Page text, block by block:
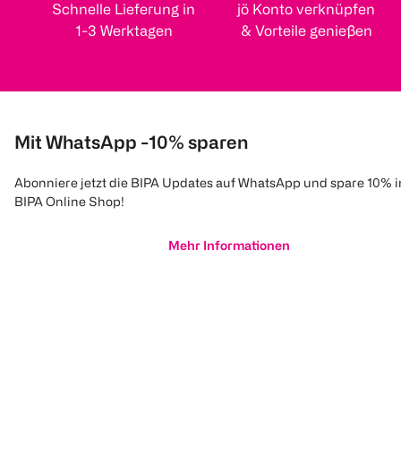
Schnelle Lieferung in
1-3 Werktagen
jö Konto verknüpfen
& Vorteile genießen
Mit WhatsApp -10% sparen
Abonniere jetzt die BIPA Updates auf WhatsApp und spare 10%
BIPA Online Shop!
Mehr Informationen